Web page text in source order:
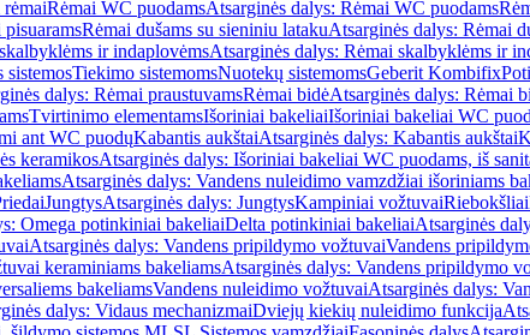
Rėmai WC puodamsAtsarginės dalys: Rėmai WC puodams
Rėmai dušams su sieniniu latakuAtsarginės dalys: Rėmai
ir indaplovėmsAtsarginės dalys: Rėmai skalbyklėms ir
sistemosTiekimo sistemomsNuotekų sistemomsGeberit Kombifix
dalys: Rėmai praustuvamsRėmai bidėAtsarginės dalys: Rėmai
Tvirtinimo elementamsIšoriniai bakeliaiIšoriniai bakeliai WC
ant WC puodųKabantis aukštaiAtsarginės dalys: Kabantis aukštai
keramikosAtsarginės dalys: Išoriniai bakeliai WC puodams, iš
Atsarginės dalys: Vandens nuleidimo vamzdžiai išoriniams
JungtysAtsarginės dalys: JungtysKampiniai vožtuvaiRiebokšliai
Omega potinkiniai bakeliaiDelta potinkiniai bakeliaiAtsarginės
Atsarginės dalys: Vandens pripildymo vožtuvaiVandens
keraminiams bakeliamsAtsarginės dalys: Vandens pripildymo
bakeliamsVandens nuleidimo vožtuvaiAtsarginės dalys:
dalys: Vidaus mechanizmaiDviejų kiekių nuleidimo funkcija